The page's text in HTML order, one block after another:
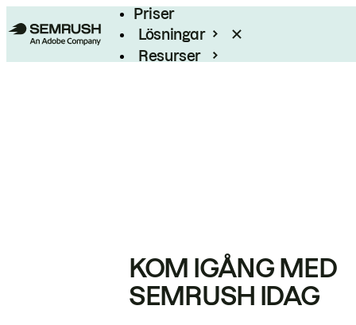
Priser
Lösningar
Resurser
KOM IGÅNG MED
SEMRUSH IDAG